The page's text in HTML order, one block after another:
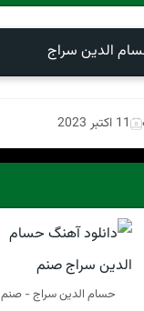
الدین سراج
11 اکتبر 2023
حسام الدین سراج - صنم